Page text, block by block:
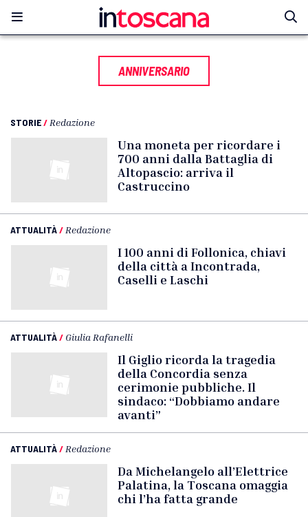
ANNIVERSARIO
STORIE/ Redazione
Una moneta per ricordare i
700 anni dalla Battaglia di
Altopascio: arriva il
Castruccino
ATTUALITÀ/ Redazione
I 100 anni di Follonica, chiavi
della città a Incontrada,
Caselli e Laschi
ATTUALITÀ/ Giulia Rafanelli
Il Giglio ricorda la tragedia
della Concordia senza
cerimonie pubbliche. Il
sindaco: “Dobbiamo andare
avanti”
ATTUALITÀ/ Redazione
Da Michelangelo all’Elettrice
Palatina, la Toscana omaggia
chi l’ha fatta grande